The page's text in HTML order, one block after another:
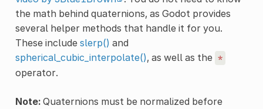
the math behind quaternions, as Godot provides
several helper methods that handle it for you.
These include slerp() and
spherical_cubic_interpolate(), as well as the *
operator.
Note:Quaternions must be normalized before